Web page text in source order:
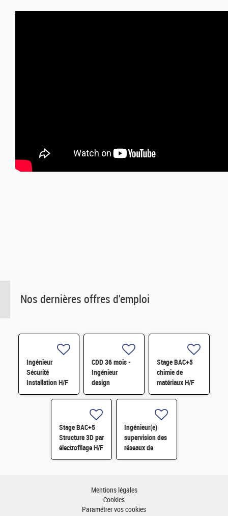
Nos dernières offres d'emploi
Ingénieur
Sécurité
Installation H/F
CDD 36 mois -
Ingénieur
design
photonique
quantique H/F
Stage BAC+5
chimie de
matériaux H/F
Stage BAC+5
Structure 3D par
électrofilage H/F
Ingénieur(e)
supervision des
réseaux de
surveillance H/F
Mentions légales
Cookies
Paramétrer vos cookies